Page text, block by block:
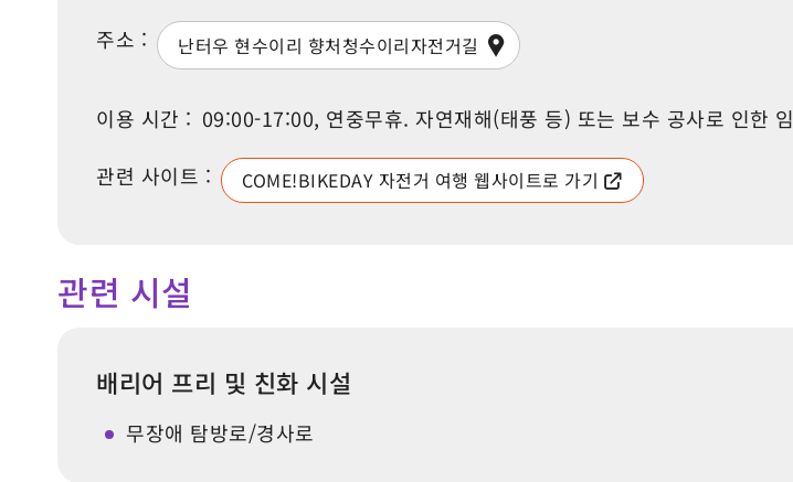
주소 : 난터우 현수이리 향처청수이리자전거길
이용 시간 : 09:00-17:00, 연중무휴. 자연재해(태풍 등) 또는 보수 공사로 인한
관련 사이트 :
COME!BIKEDAY 자전거 여행 웹사이트로 가기
관련 시설
배리어 프리 및 친화 시설
무장애 탐방로/경사로